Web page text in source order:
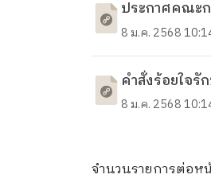
ประกาศคณะ
8 ม.ค. 2568
คำสั่งร้อยใจรั
8 ม.ค. 2568
จำนวนรายการต่อห